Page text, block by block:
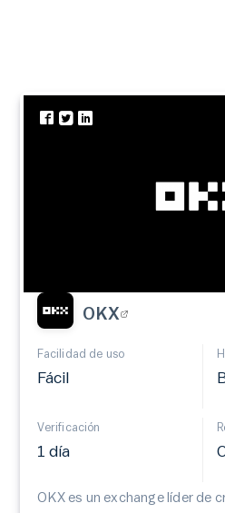
OKX
Facilidad de uso
Fácil
Verificación
1 día
OKX es un exchange líder de